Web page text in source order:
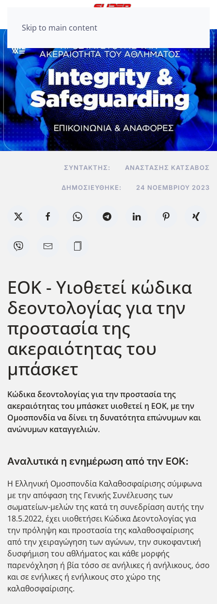
Skip to main content
ΣΥΝΤΆΚΤΗΣ: ΑΝΑΣΤΆΣΗΣ ΚΑΤΣΑΒΌΣ
ΔΗΜΟΣΙΕΎΘΗΚΕ: 24 ΝΟΕΜΒΡΊΟΥ 2023
ΕΟΚ - Υιοθετεί κώδικα
δεοντολογίας για την
προστασία της
ακεραιότητας του
μπάσκετ
Κώδικα δεοντολογίας για την προστασία της
ακεραιότητας του μπάσκετ υιοθετεί η ΕΟΚ, με την
Ομοσπονδία να δίνει τη δυνατότητα επώνυμων και
ανώνυμων καταγγελιών.
Αναλυτικά η ενημέρωση από την ΕΟΚ:
Η Ελληνική Ομοσπονδία Καλαθοσφαίρισης σύμφωνα
με την απόφαση της Γενικής Συνέλευσης των
σωματείων-μελών της κατά τη συνεδρίαση αυτής την
18.5.2022, έχει υιοθετήσει Κώδικα Δεοντολογίας για
την πρόληψη και προστασία της καλαθοσφαίρισης
από την χειραγώγηση των αγώνων, την συκοφαντική
δυσφήμιση του αθλήματος και κάθε μορφής
παρενόχληση ή βία τόσο σε ανήλικες ή ανήλικους, όσο
και σε ενήλικες ή ενήλικους στο χώρο της
καλαθοσφαίρισης.